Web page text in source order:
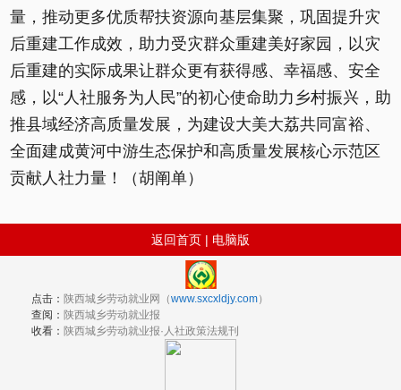
量，推动更多优质帮扶资源向基层集聚，巩固提升灾
后重建工作成效，助力受灾群众重建美好家园，以灾
后重建的实际成果让群众更有获得感、幸福感、安全
感，以“人社服务为人民”的初心使命助力乡村振兴，助
推县域经济高质量发展，为建设大美大荔共同富裕、
全面建成黄河中游生态保护和高质量发展核心示范区
贡献人社力量！（胡阐单）
返回首页 | 电脑版
点击： 陕西城乡劳动就业网（www.sxcxldjy.com）
查阅： 陕西城乡劳动就业报
收看： 陕西城乡劳动就业报·人社政策法规刊